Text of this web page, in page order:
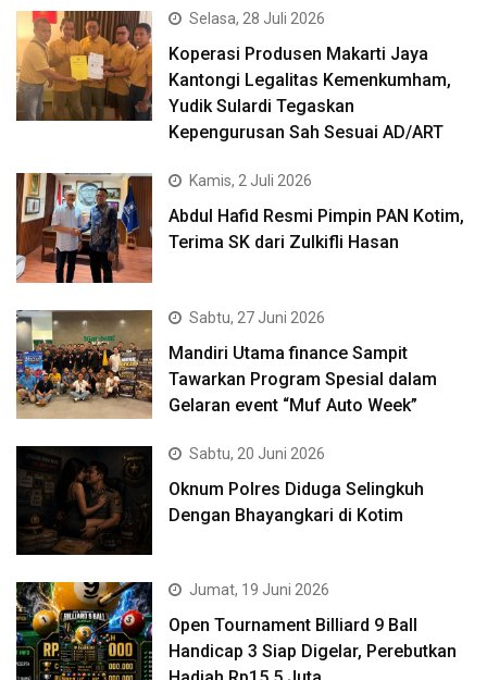
Selasa, 28 Juli 2026
Koperasi Produsen Makarti Jaya
Kantongi Legalitas Kemenkumham,
Yudik Sulardi Tegaskan
Kepengurusan Sah Sesuai AD/ART
Kamis, 2 Juli 2026
Abdul Hafid Resmi Pimpin PAN Kotim,
Terima SK dari Zulkifli Hasan
Sabtu, 27 Juni 2026
Mandiri Utama finance Sampit
Tawarkan Program Spesial dalam
Gelaran event “Muf Auto Week”
Sabtu, 20 Juni 2026
Oknum Polres Diduga Selingkuh
Dengan Bhayangkari di Kotim
Jumat, 19 Juni 2026
Open Tournament Billiard 9 Ball
Handicap 3 Siap Digelar, Perebutkan